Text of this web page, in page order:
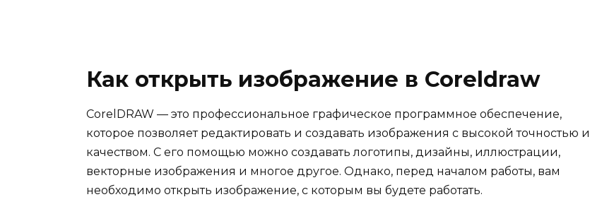
Как открыть изображение в Coreldraw
CorelDRAW — это профессиональное графическое программное обеспечение,
которое позволяет редактировать и создавать изображения с высокой точностью и
качеством. С его помощью можно создавать логотипы, дизайны, иллюстрации,
векторные изображения и многое другое. Однако, перед началом работы, вам
необходимо открыть изображение, с которым вы будете работать.